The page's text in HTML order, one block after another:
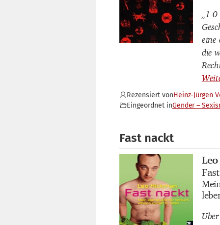
„1-
eine
die
Rezensiert vonHeinz-Jürgen
Eingeordnet inGender –
Fast nackt